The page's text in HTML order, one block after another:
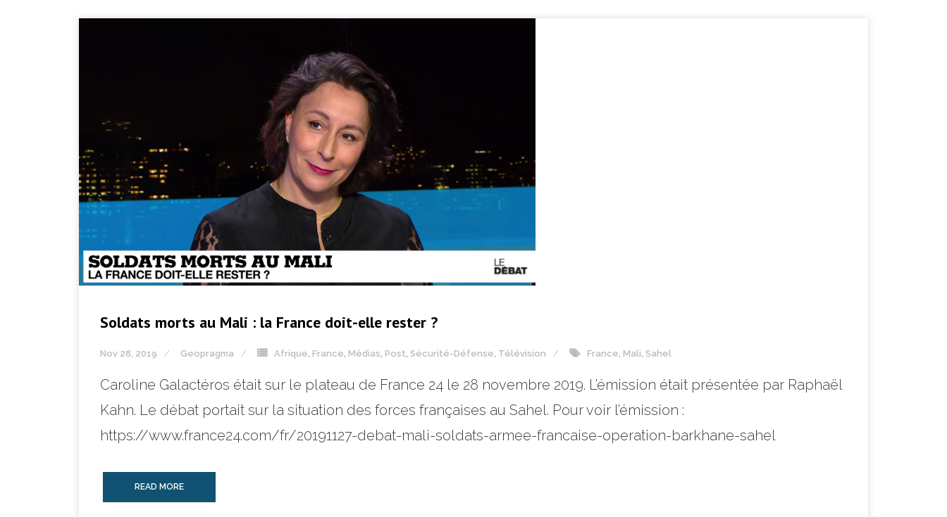
Soldats morts au Mali : la France doit-elle rester ?
Nov 28, 2019 Geopragma Afrique France Médias Post Sécurité-Défense Télévision France Mali Sahel
Caroline Galactéros était sur le plateau de France 24 le 28 novembre 2019. L’émission était présentée par Raphaël
Kahn. Le débat portait sur la situation des forces françaises au Sahel. Pour voir l’émission :
https://www.france24.com/fr/20191127-debat-mali-soldats-armee-francaise-operation-barkhane-sahel
READ MORE